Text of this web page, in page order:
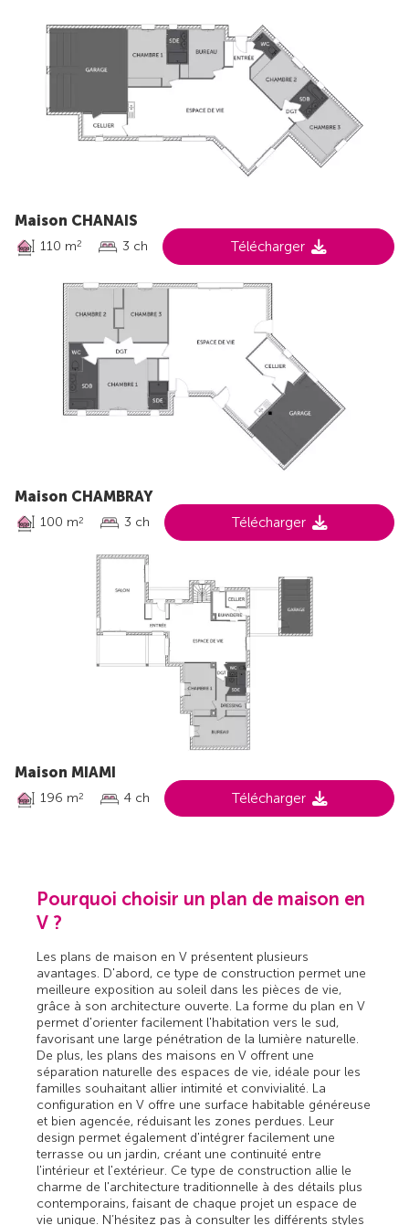
Maison CHANAIS
110 m2 3 ch Télécharger
Maison CHAMBRAY
100 m2 3 ch Télécharger
Maison MIAMI
196 m2 4 ch Télécharger
Pourquoi choisir un plan de maison en
V ?
Les plans de maison en V présentent plusieurs
avantages. D'abord, ce type de construction permet une
meilleure exposition au soleil dans les pièces de vie,
grâce à son architecture ouverte. La forme du plan en V
permet d'orienter facilement l'habitation vers le sud,
favorisant une large pénétration de la lumière naturelle.
De plus, les plans des maisons en V offrent une
séparation naturelle des espaces de vie, idéale pour les
familles souhaitant allier intimité et convivialité. La
configuration en V offre une surface habitable généreuse
et bien agencée, réduisant les zones perdues. Leur
design permet également d'intégrer facilement une
terrasse ou un jardin, créant une continuité entre
l'intérieur et l'extérieur. Ce type de construction allie le
charme de l'architecture traditionnelle à des détails plus
contemporains, faisant de chaque projet un espace de
vie unique. N’hésitez pas à consulter les différents styles